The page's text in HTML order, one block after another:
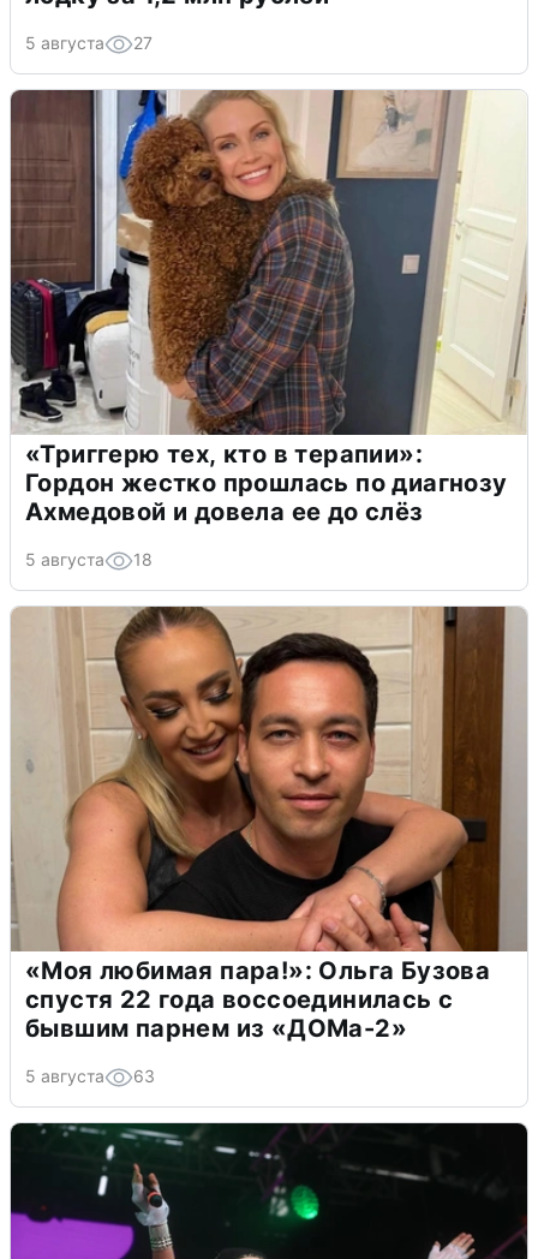
5 августа 27
«Триггерю тех, кто в терапии»:
Гордон жестко прошлась по диагнозу
Ахмедовой и довела ее до слёз
5 августа 18
«Моя любимая пара!»: Ольга Бузова
спустя 22 года воссоединилась с
бывшим парнем из «ДОМа-2»
5 августа 63